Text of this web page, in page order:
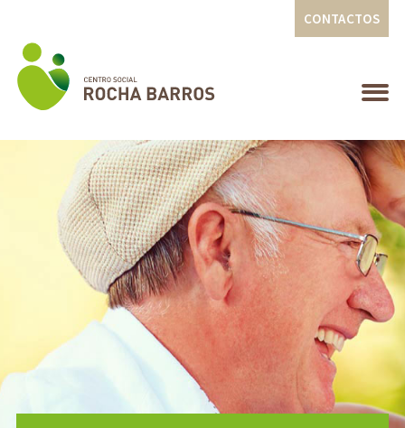
CONTACTOS